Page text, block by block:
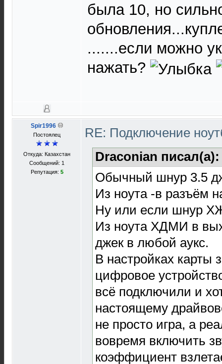
была 10, но
.......если можно
нажать?
Spir1996
Постоялец
Откуда: Казахстан
Сообщений: 1
Репутация: 5
RE: Подключение
Draconian
Обычный шнур 3.5
Из ноута -в разъём
Ну или если шнур
Из ноута ХДМИ в
джек в любой аукс.
В настройках карты
цифровое
всё подключили и
настоящему
не просто игра, а
вовремя включить
коэффициент